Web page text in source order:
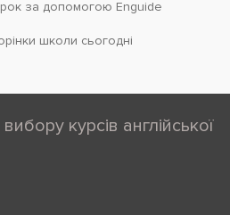
за допомогою Enguide
школи cьогодні
курсів англійської